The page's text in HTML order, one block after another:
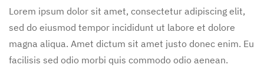
Lorem ipsum dolor sit amet, consectetur adipiscing elit,
sed do eiusmod tempor incididunt ut labore et dolore
magna aliqua. Amet dictum sit amet justo donec enim. Eu
facilisis sed odio morbi quis commodo odio aenean.